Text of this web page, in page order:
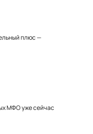
плюс —
МФО уже сейчас